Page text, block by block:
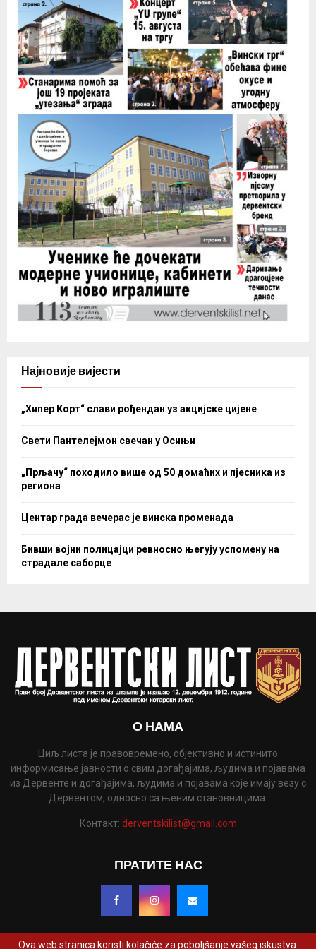
Најновије вијести
„Хипер Корт“ слави рођендан уз акцијске цијене
Свети Пантелејмон свечан у Осињи
„Прљачу“ походило више од 50 домаћих и пјесника из
региона
Центар града вечерас је винска променада
Бивши војни полицајци ревносно његују успомену на
страдале саборце
О НАМА
Циљ листа је правовремено, објективно и истинито
информисање јавности о свим догађајима, људима и појавама
из Дервенте и догађајима, људима и појавама које имају везу с
Дервентом, односно са њеним становницима.
Контакт: derventskilist@gmail.com
ПРАТИТЕ НАС
Ova web stranica koristi kolačiće za poboljšanje vašeg iskustva.